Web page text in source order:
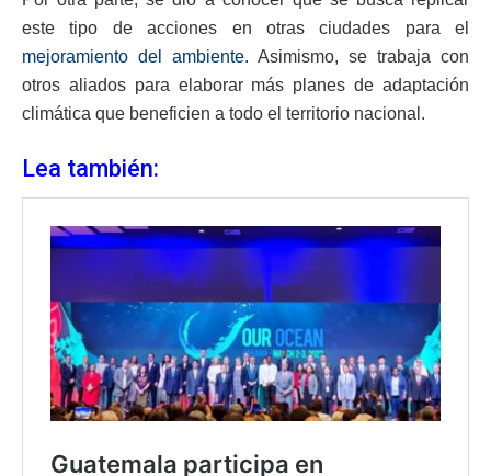
este tipo de acciones en otras ciudades para el
mejoramiento del ambiente. Asimismo, se trabaja con
otros aliados para elaborar más planes de adaptación
climática que beneficien a todo el territorio nacional.
Lea también: